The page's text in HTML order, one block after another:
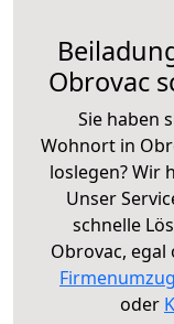
Obrovac
Sie haben
Wohnort in
loslegen? Wir
Unser
schnelle
Obrovac, egal
Firmenumzug
oder